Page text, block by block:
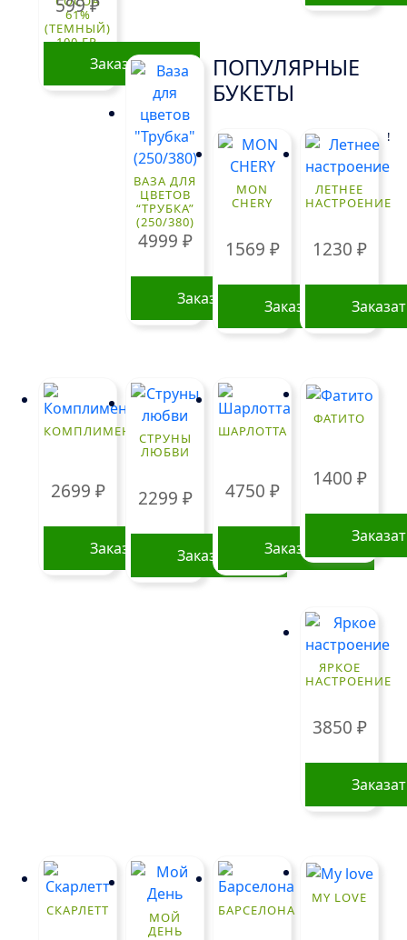
61%
(ТЕМНЫЙ)
100 ГР.
599₽
Заказать
ВАЗА ДЛЯ
ЦВЕТОВ
“ТРУБКА”
(250/380)
4999 ₽
Заказать
ПОПУЛЯРНЫЕ
БУКЕТЫ
MON
CHERY
1569 ₽
Заказать
ЛЕТНЕЕ
НАСТРОЕНИЕ
1230 ₽
КОМПЛИМЕНТ
2699 ₽
Заказать
СТРУНЫ
ЛЮБВИ
2299 ₽
Заказать
ШАРЛОТТА
4750 ₽
Заказать
ФАТИТО
1400 ₽
ЯРКОЕ
НАСТРОЕНИЕ
3850 ₽
СКАРЛЕТТ
МОЙ
ДЕНЬ
БАРСЕЛОНА
MY LOVE
!